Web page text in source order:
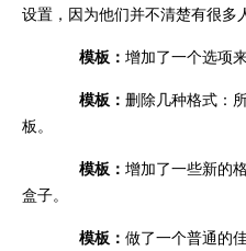
设置，因为他们并不清楚有很多
模板： 增加了一个选项
模板： 删除几种格式：
板。
模板： 增加了一些新的
盒子。
模板： 做了一个普通的